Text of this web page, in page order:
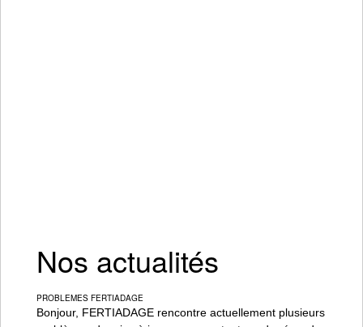
Nos actualités
PROBLEMES FERTIADAGE
Bonjour, FERTIADAGE rencontre actuellement plusieurs